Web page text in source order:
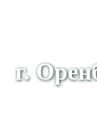
г.